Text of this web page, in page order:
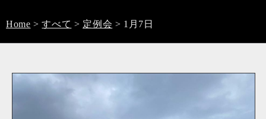
Home >すべて > 定例会 > 1月7日